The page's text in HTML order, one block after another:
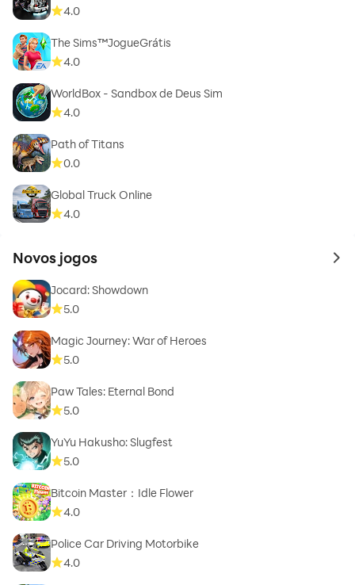
4.0
The Sims™JogueGrátis
4.0
WorldBox - Sandbox de Deus Sim
4.0
Path of Titans
0.0
Global Truck Online
4.0
Novos jogos to
Jocard: Showdown
5.0
Magic Journey: War of Heroes
5.0
Paw Tales: Eternal Bond
5.0
YuYu Hakusho: Slugfest
5.0
Bitcoin Master：Idle Flower
4.0
Police Car Driving Motorbike
4.0